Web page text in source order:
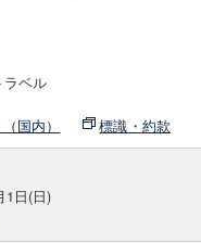
ベル
国内） 標識・約款
1日(日)